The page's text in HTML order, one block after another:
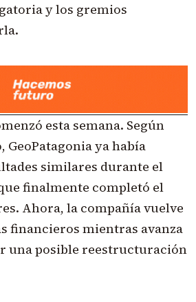
y los gremios
esta semana. Según
GeoPatagonia ya había
similares durante el
finalmente completó el
Ahora, la compañía vuelve
financieros mientras avanza
una posible reestructuración